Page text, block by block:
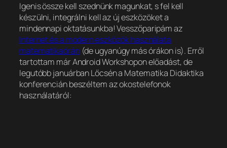
Igenis össze kell szednünk magunkat, s fel kell
készülni, integrálni kell az új eszközöket a
mindennapi oktatásunkba! Vesszőparipám az
Internet és a modern eszközök használata
matematikaórán(de ugyanúgy más órákon is). Erről
tartottam már Android Workshopon előadást, de
legutóbb januárban Lőcsén a Matematika Didaktika
konferencián beszéltem az okostelefonok
használatáról: